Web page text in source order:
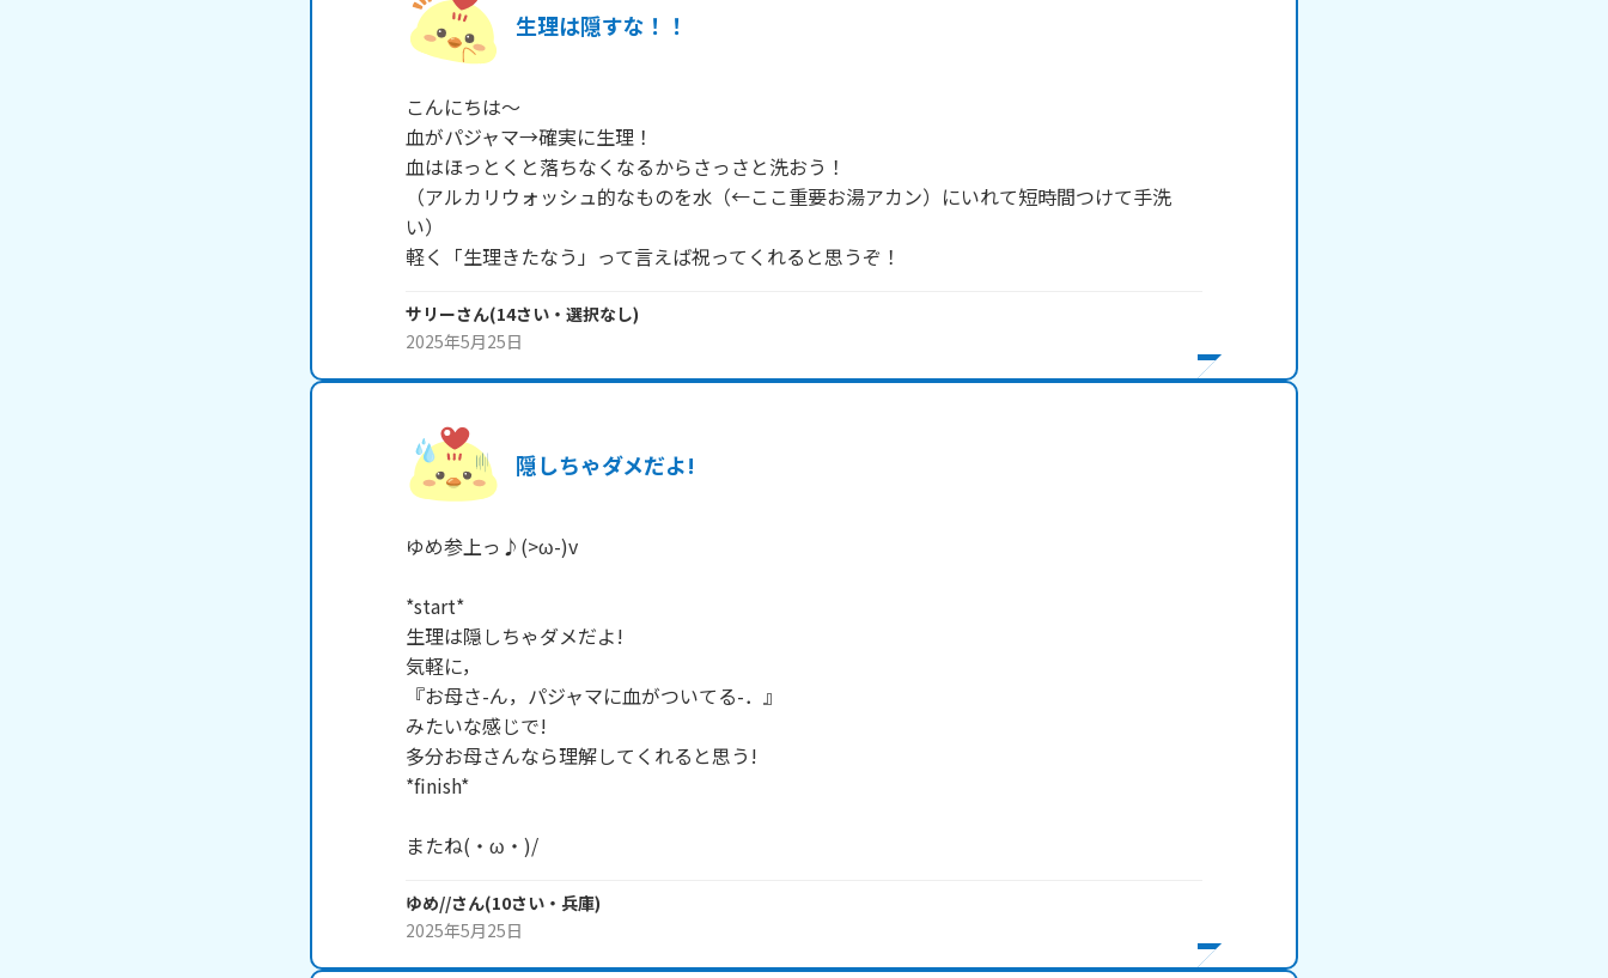
生理は隠すな！！
こんにちは～
血がパジャマ→確実に生理！
血はほっとくと落ちなくなるからさっさと洗おう！
（アルカリウォッシュ的なものを水（←ここ重要お湯アカン）にいれて短時間つけて手洗
い）
軽く「生理きたなう」って言えば祝ってくれると思うぞ！
サリーさん(14さい・ 選択なし)
2025年5月25日
隠しちゃダメだよ!
ゆめ参上っ♪(>ω-)v
*start*
生理は隠しちゃダメだよ!
気軽に，
『お母さ-ん，パジャマに血がついてる-．』
みたいな感じで!
多分お母さんなら理解してくれると思う!
*finish*
またね(・ω・)/
ゆめ//さん(10さい・ 兵庫)
2025年5月25日